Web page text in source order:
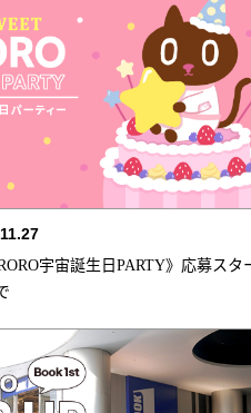
宇宙誕生日PARTY》応募スタ